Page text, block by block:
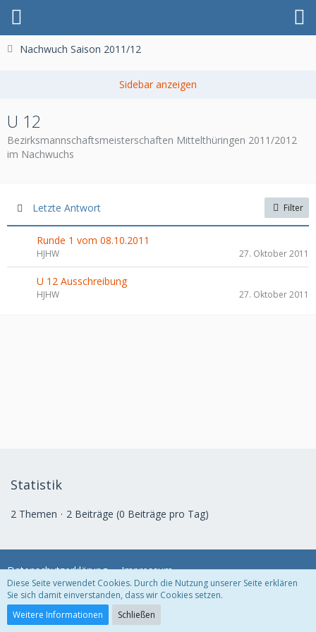
Nachwuch Saison 2011/12
U 12
Bezirksmannschaftsmeisterschaften Mittelthüringen 2011/2012
im Nachwuchs
Letzte Antwort Filter
Runde 1 vom 08.10.2011
HJHW 27. Oktober 2011
U 12 Ausschreibung
HJHW 27. Oktober 2011
Statistik
2 Themen 2 Beiträge (0 Beiträge pro Tag)
Datenschutzerklärung Impressum
Community-Software:
Diese Seite verwendet Cookies. Durch die Nutzung unserer Seite erklären
Sie sich damit einverstanden, dass wir Cookies setzen.
Weitere Informationen
Schließen